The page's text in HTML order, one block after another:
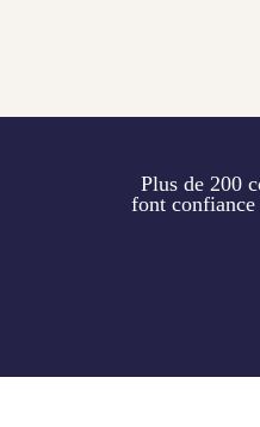
Plus de 200
font